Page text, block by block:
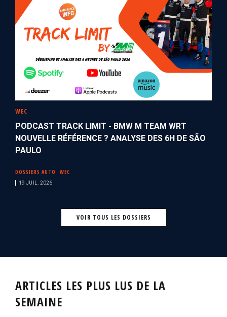
WEC
PODCAST TRACK LIMIT - BMW M TEAM WRT
NOUVELLE RÉFÉRENCE ? ANALYSE DES 6H DE SÃO
PAULO
DOSSIERS AUTO WEC
19 JUIL. 2026
VOIR TOUS LES DOSSIERS
ARTICLES LES PLUS LUS DE LA
SEMAINE